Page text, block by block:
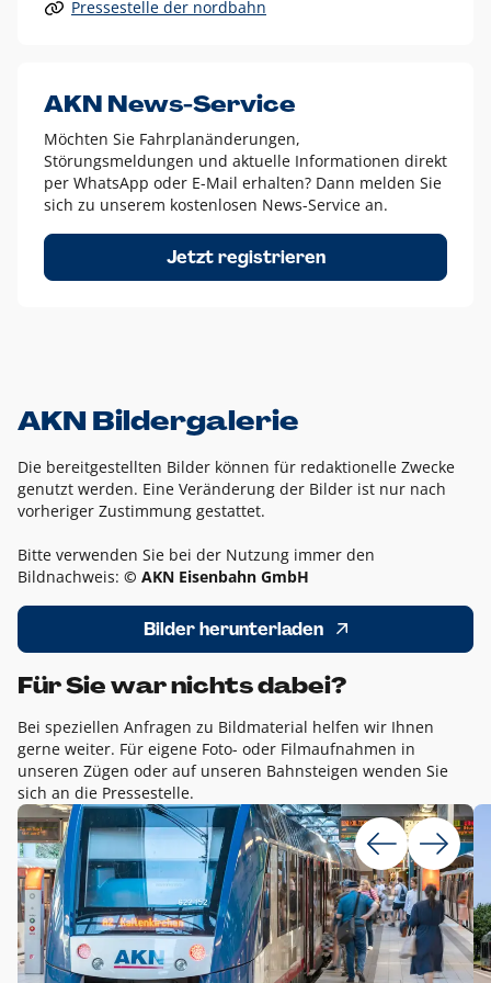
Alle anderen Logo-Varianten dürfen nur in Ausnahmefällen
Diese Ausnahmen sind zum Beispiel:
dem AKN Blau,
weißes Logo auf Fotohintergründen,
schwarzes Logo für reine Schwarz-Weiß-Umsetzungen
Um das Logo herum muss ein Schutzraum von jeweils einer
Höhe bzw. Breite des N aus AKN in alle Richtungen
Pressestelle der nordbahn
AKN News-Service
Möchten Sie Fahrplanänderungen,
Störungsmeldungen und aktuelle Informationen direkt
per WhatsApp oder E-Mail erhalten? Dann melden Sie
sich zu unserem kostenlosen News-Service an.
Jetzt registrieren
AKN Bildergalerie
Die bereitgestellten Bilder können für redaktionelle Zwecke
genutzt werden. Eine Veränderung der Bilder ist nur nach
vorheriger Zustimmung gestattet.
Bitte verwenden Sie bei der Nutzung immer den
Bildnachweis: © AKN Eisenbahn GmbH
Bilder herunterladen
Für Sie war nichts dabei?
Bei speziellen Anfragen zu Bildmaterial helfen wir Ihnen
gerne weiter. Für eigene Foto- oder Filmaufnahmen in
unseren Zügen oder auf unseren Bahnsteigen wenden Sie
sich an die Pressestelle.